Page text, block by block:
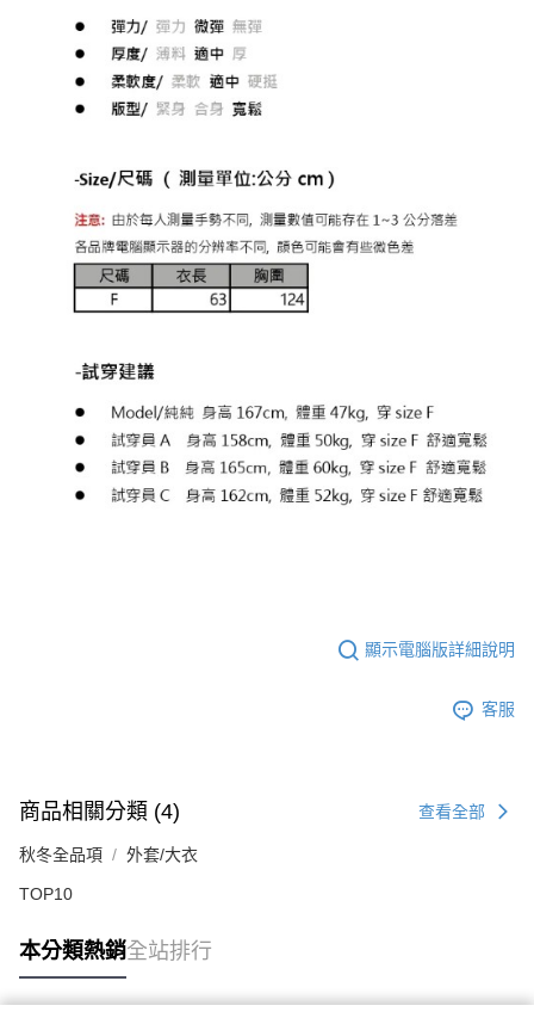
顯示電腦版詳細說明
客服
商品相關分類 (4) 查看全部
秋冬全品項 外套/大衣
TOP10
本分類熱銷全站排行